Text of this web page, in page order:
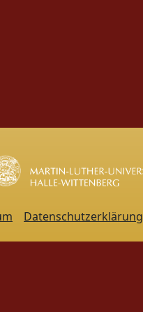
Datenschutzerklärung